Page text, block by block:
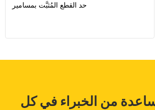
حد القطع المُثبَّت بمسامير
من الخبراء في كل